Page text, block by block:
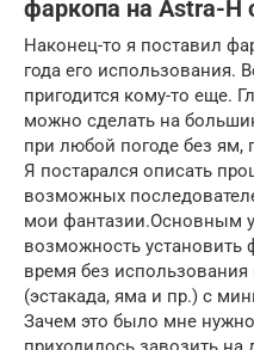
фаркопа на Astra-H
Наконец-то я поставил
года его
пригодится кому-то еще.
можно сделать на
при любой погоде без
Я постарался описать
возможных
мои фантазии.Основным
возможность установить
время без
(эстакада, яма и пр.) с
Зачем это было мне